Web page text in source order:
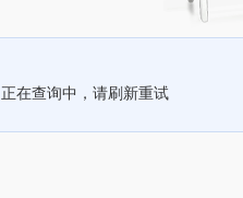
正在查询中，请刷新重试